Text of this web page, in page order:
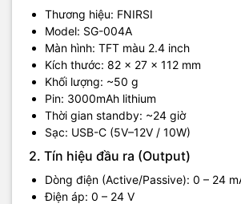
Thương hiệu: FNIRSI
Model: SG-004A
Màn hình: TFT màu 2.4 inch
Kích thước: 82 × 27 × 112 mm
Khối lượng: ~50 g
Pin: 3000mAh lithium
Thời gian standby: ~24 giờ
Sạc: USB-C (5V–12V / 10W)
2. Tín hiệu đầu ra (Output)
Dòng điện (Active/Passive): 0 – 24
Điện áp: 0 – 24 V